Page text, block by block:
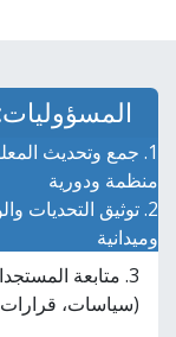
1. جمع وتحديث
منظمة ودورية
2. توثيق التحديات
وميدانية
3. متابعة
(سياسات، قرارات،